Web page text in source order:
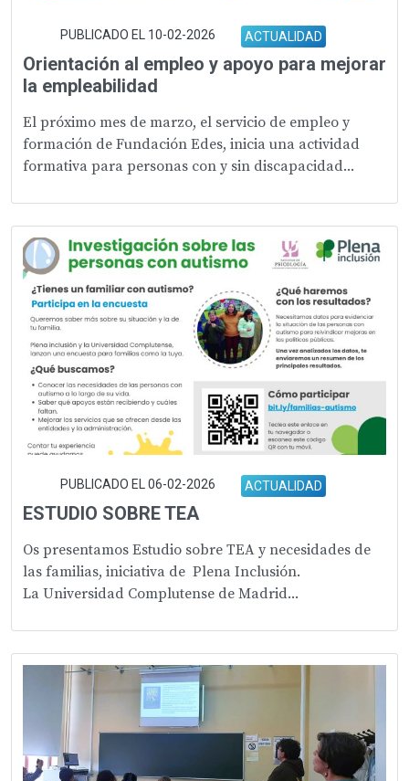
PUBLICADO EL 10-02-2026 ACTUALIDAD
Orientación al empleo y apoyo para mejorar
la empleabilidad
El próximo mes de marzo, el servicio de empleo y
formación de Fundación Edes, inicia una actividad
formativa para personas con y sin discapacidad...
PUBLICADO EL 06-02-2026 ACTUALIDAD
ESTUDIO SOBRE TEA
Os presentamos Estudio sobre TEA y necesidades de
las familias, iniciativa de Plena Inclusión.
La Universidad Complutense de Madrid...